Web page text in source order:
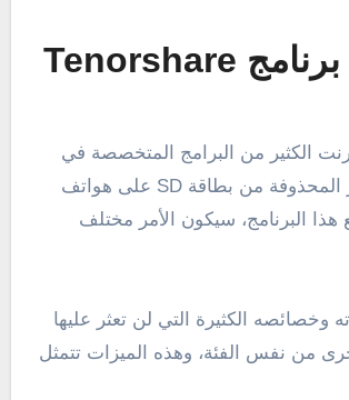
Tenorshare
الكثير من البرامج المتخصصة في
استرجاع الصور المحذوفة من بطاقة SD على هواتف
هذا البرنامج، سيكون الأمر مختلف
وخصائصه الكثيرة التي لن تعثر عليها
من نفس الفئة، وهذه الميزات تتمثل